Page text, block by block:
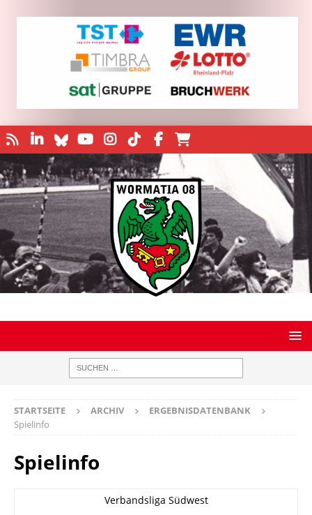
STARTSEITE ARCHIV
ERGEBNISDATENBANK
Spielinfo
Spielinfo
Verbandsliga Südwest